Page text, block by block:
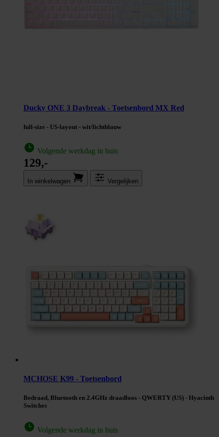
Ducky ONE 3 Daybreak - Toetsenbord MX Red
full-size - US-layout - wit/lichtblauw
Volgende werkdag in huis
129,-
In winkel­wagen Vergelijken
MCHOSE K99 - Toetsenbord
Bedraad, Bluetooth en 2.4GHz draadloos - QWERTY (US) - Hyacinth
Switches
Volgende werkdag in huis